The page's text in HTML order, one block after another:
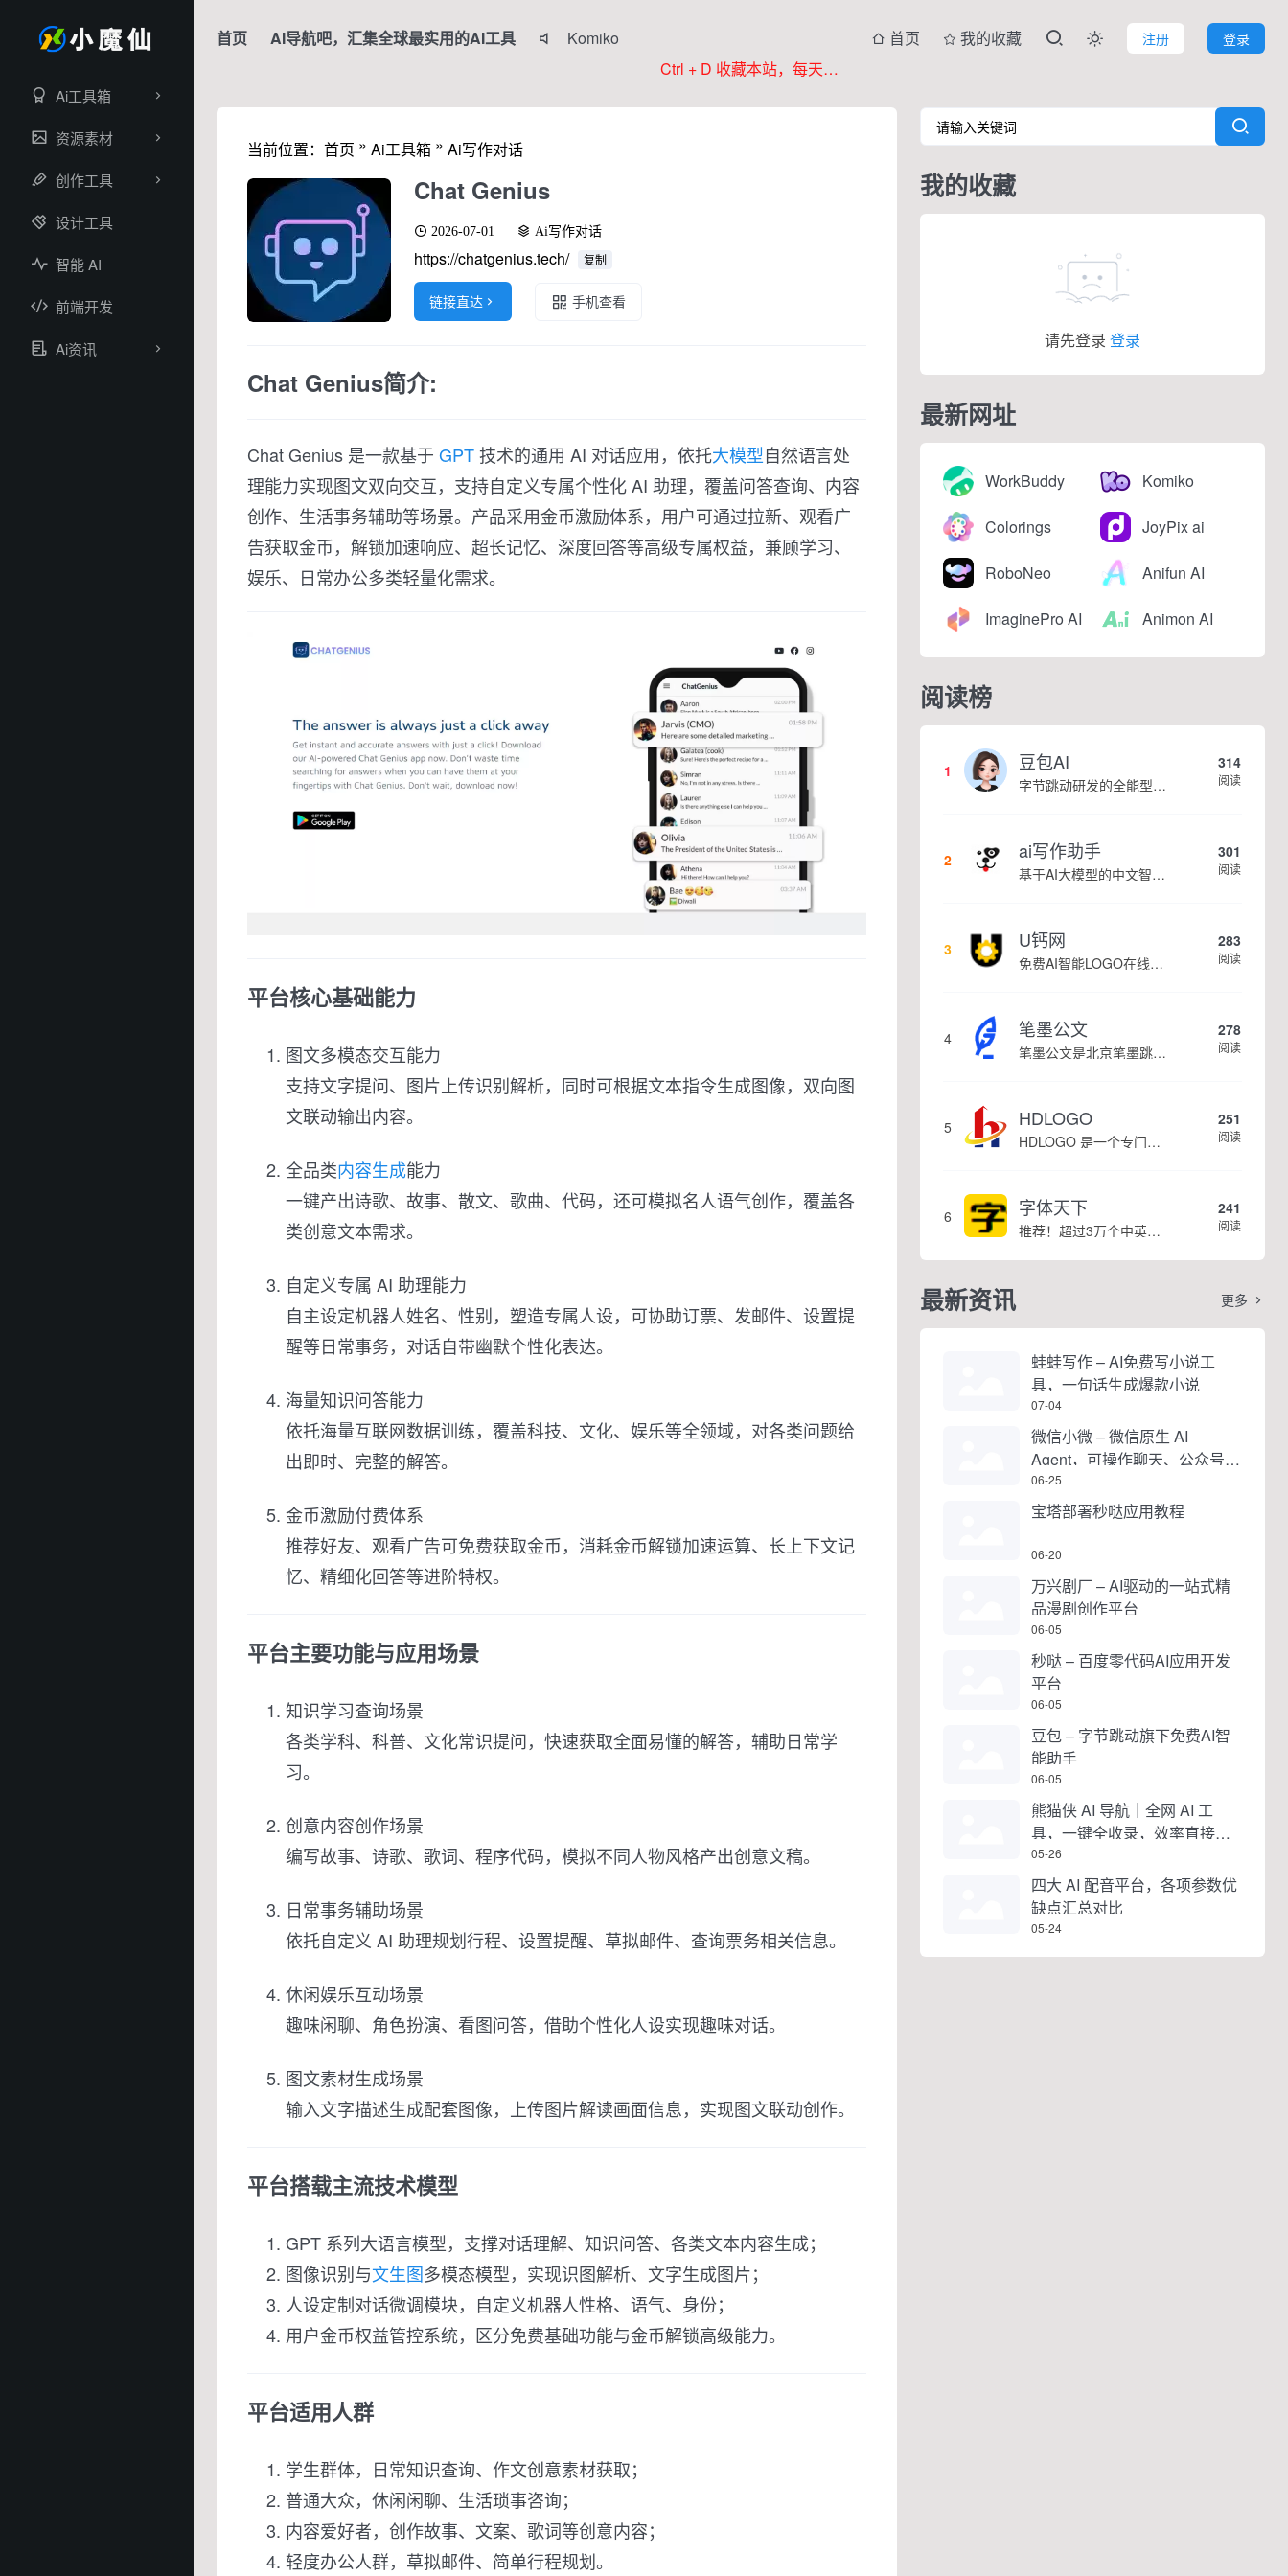
Ai工具箱
资源素材
创作工具
设计工具
智能 AI
前端开发
Ai资讯
首页 AI导航吧，汇集全球最实用的AI工具 
Komiko
登录
注册

首页
我的收藏
Ctrl + D 收藏本站，每天更新好站！
当前位置： 首页 » Ai工具箱 » Ai写作对话
Chat Genius
2026-07-01 Ai写作对话
https://chatgenius.tech/ 复制
链接直达  手机查看
Chat Genius简介:
Chat Genius 是一款基于 GPT技术的通用 AI 对话应用，依托大模型自然语言处
理能力实现图文双向交互，支持自定义专属个性化 AI 助理，覆盖问答查询、内容
创作、生活事务辅助等场景。产品采用金币激励体系，用户可通过拉新、观看广
告获取金币，解锁加速响应、超长记忆、深度回答等高级专属权益，兼顾学习、
娱乐、日常办公多类轻量化需求。
平台核心基础能力
图文多模态交互能力
支持文字提问、图片上传识别解析，同时可根据文本指令生成图像，双向图
文联动输出内容。
全品类内容生成能力
一键产出诗歌、故事、散文、歌曲、代码，还可模拟名人语气创作，覆盖各
类创意文本需求。
自定义专属 AI 助理能力
自主设定机器人姓名、性别，塑造专属人设，可协助订票、发邮件、设置提
醒等日常事务，对话自带幽默个性化表达。
海量知识问答能力
依托海量互联网数据训练，覆盖科技、文化、娱乐等全领域，对各类问题给
出即时、完整的解答。
金币激励付费体系
推荐好友、观看广告可免费获取金币，消耗金币解锁加速运算、长上下文记
忆、精细化回答等进阶特权。
平台主要功能与应用场景
知识学习查询场景
各类学科、科普、文化常识提问，快速获取全面易懂的解答，辅助日常学
习。
创意内容创作场景
编写故事、诗歌、歌词、程序代码，模拟不同人物风格产出创意文稿。
日常事务辅助场景
依托自定义 AI 助理规划行程、设置提醒、草拟邮件、查询票务相关信息。
休闲娱乐互动场景
趣味闲聊、角色扮演、看图问答，借助个性化人设实现趣味对话。
图文素材生成场景
输入文字描述生成配套图像，上传图片解读画面信息，实现图文联动创作。
平台搭载主流技术模型
GPT 系列大语言模型，支撑对话理解、知识问答、各类文本内容生成；
图像识别与文生图多模态模型，实现识图解析、文字生成图片；
人设定制对话微调模块，自定义机器人性格、语气、身份；
用户金币权益管控系统，区分免费基础功能与金币解锁高级能力。
平台适用人群
学生群体，日常知识查询、作文创意素材获取；
普通大众，休闲闲聊、生活琐事咨询；
内容爱好者，创作故事、文案、歌词等创意内容；
轻度办公人群，草拟邮件、简单行程规划。
我的收藏
请先登录 登录
最新网址
WorkBuddy Komiko
Colorings JoyPix ai
RoboNeo Anifun AI
ImaginePro AI Animon AI
阅读榜
1 豆包AI
字节跳动研发的全能型AI智能助手，提供智能对话、知识问答、内容创作、学习办公等一站式AI服务
314
阅读
2 ai写作助手
基于AI大模型的中文智能写作工具，面向学生、自媒体、职场人士提供一站式文本创作服务 核心定位 AI写作助手是依托人工智能技术打造的创作辅助平台，专注中文文本生成与优化，帮助用户快速完成各类文案、文章、论文等内容创作，提升写作效率 核心功能 ...
301
阅读
3 U钙网
免费AI智能LOGO在线设计制作平台
283
阅读
4 笔墨公文
笔墨公文是北京笔墨跳动科技旗下垂直公文赛道 AIGC 创作平台，深耕体制公文专业场景，依托海量标准公文语料训练专属大模型。平台整合 AI 公文生成、全维度智能校对、范文库、实时更新素材库、标准化公文模板五大核心板块，兼顾公文快速撰写、文稿合...
278
阅读
5 HDLOGO
HDLOGO 是一个专门整理矢量标志和图标的网站，提供各类品牌和公司的矢量标志下载服务，主要面向设计师、营销人员和企业用户，帮他们获取高质量的品牌标识资源。
251
阅读
6 字体天下
推荐！超过3万个中英文字体免费下载
241
阅读
最新资讯 更多 
蛙蛙写作 – AI免费写小说工
具，一句话生成爆款小说
07-04
微信小微 – 微信原生 AI
Agent，可操作聊天、公众号、
视频号和小程序
06-25
宝塔部署秒哒应用教程
06-20
万兴剧厂 – AI驱动的一站式精
品漫剧创作平台
06-05
秒哒 – 百度零代码AI应用开发
平台
06-05
豆包 – 字节跳动旗下免费AI智
能助手
06-05
熊猫侠 AI 导航｜全网 AI 工
具，一键全收录，效率直接拉
满
05-26
四大 AI 配音平台，各项参数优
缺点汇总对比
05-24